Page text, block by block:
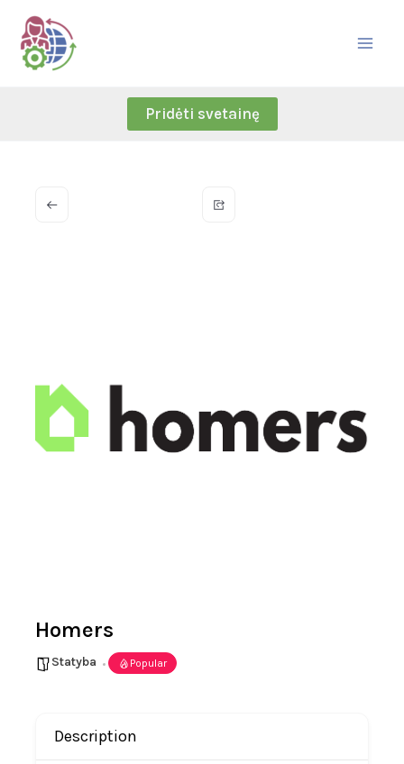
Skip
content
Pridėti svetainę
Homers
Statyba Popular
Description